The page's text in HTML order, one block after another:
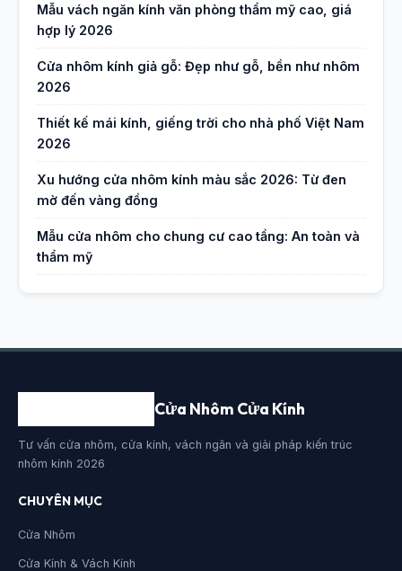
Mẫu vách ngăn kính văn phòng thẩm mỹ cao, giá
hợp lý 2026
Cửa nhôm kính giả gỗ: Đẹp như gỗ, bền như nhôm
2026
Thiết kế mái kính, giếng trời cho nhà phố Việt Nam
2026
Xu hướng cửa nhôm kính màu sắc 2026: Từ đen
mờ đến vàng đồng
Mẫu cửa nhôm cho chung cư cao tầng: An toàn và
thẩm mỹ
Cửa Nhôm Cửa Kính
Tư vấn cửa nhôm, cửa kính, vách ngăn và giải pháp kiến trúc
nhôm kính 2026
CHUYÊN MỤC
Cửa Nhôm
Cửa Kính & Vách Kính